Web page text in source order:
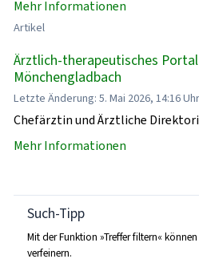
Mehr Informationen
Artikel
Ärztlich-therapeutisches Portal
Mönchengladbach
Letzte Änderung: 5. Mai 2026, 14:16 Uhr
Chefärztin und Ärztliche
Mehr Informationen
Such-Tipp
Mit der Funktion »Treffer filtern«
verfeinern.